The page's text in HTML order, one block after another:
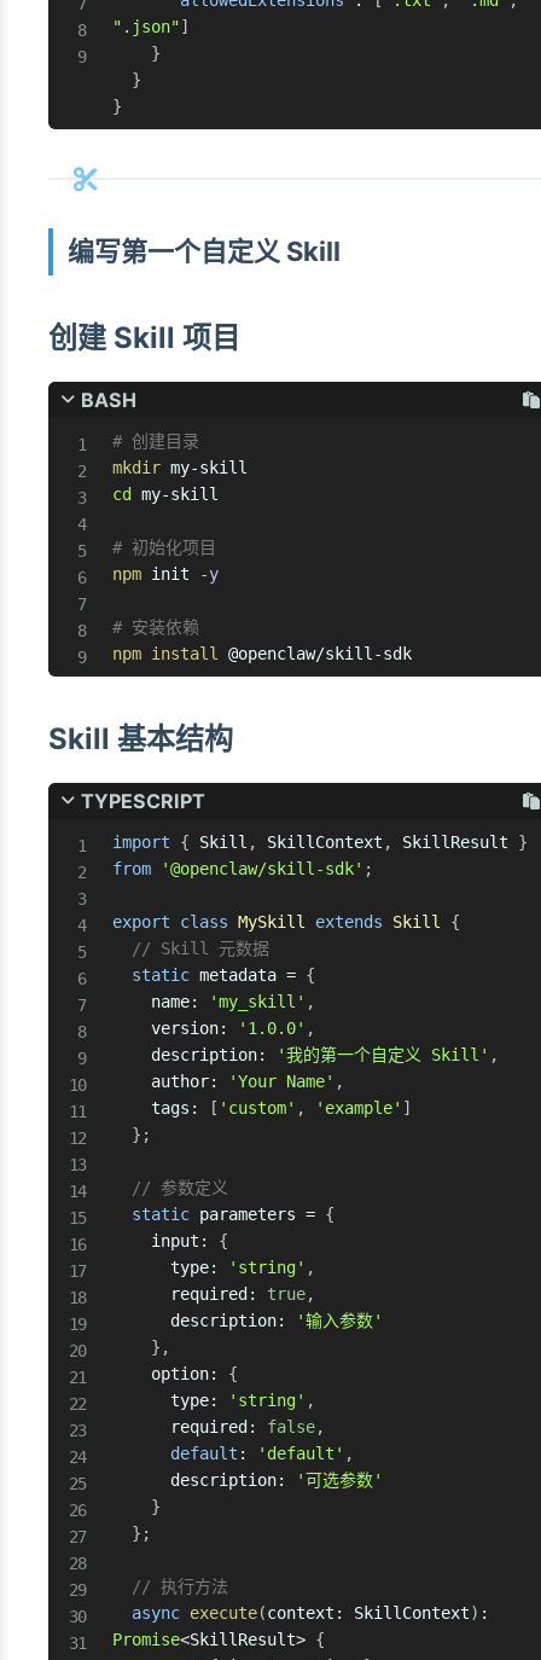
".json"]
}
}
}
编写第一个自定义 Skill
创建 Skill 项目
BASH
# 创建目录
mkdir
cd
my-skill
# 初始化项目
npm init -y
# 安装依赖
npm install @openclaw/skill-sdk
Skill 基本结构
TYPESCRIPT
import { Skill , SkillContext , SkillResult }
from
'@openclaw/skill-sdk' ;
export class MySkill extends Skill
{
// Skill 元数据
static metadata = {
    name
: 'my_skill' ,
    version
: '1.0.0' ,
    description
: '我的第一个自定义 Skill' ,
    author
: 'Your Name' ,
    tags
: [ 'custom' , 'example' ]
} ;
// 参数定义
static parameters = {
    input
:
{
      type
: 'string' ,
      required
: true,
      description
:
'输入参数'
} ,
    option
:
{
      type
: 'string' ,
      required
: false,
default : 'default' ,
      description
:
'可选参数'
}
} ;
// 执行方法
async execute(context : SkillContext) :
Promise<SkillResult> {